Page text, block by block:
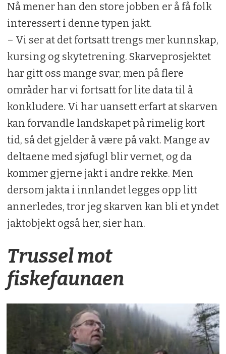
Nå mener han den store jobben er å få folk
interessert i denne typen jakt.
– Vi ser at det fortsatt trengs mer kunnskap,
kursing og skytetrening. Skarveprosjektet
har gitt oss mange svar, men på flere
områder har vi fortsatt for lite data til å
konkludere. Vi har uansett erfart at skarven
kan forvandle landskapet på rimelig kort
tid, så det gjelder å være på vakt. Mange av
deltaene med sjøfugl blir vernet, og da
kommer gjerne jakt i andre rekke. Men
dersom jakta i innlandet legges opp litt
annerledes, tror jeg skarven kan bli et yndet
jaktobjekt også her, sier han.
Trussel mot
fiskefaunaen